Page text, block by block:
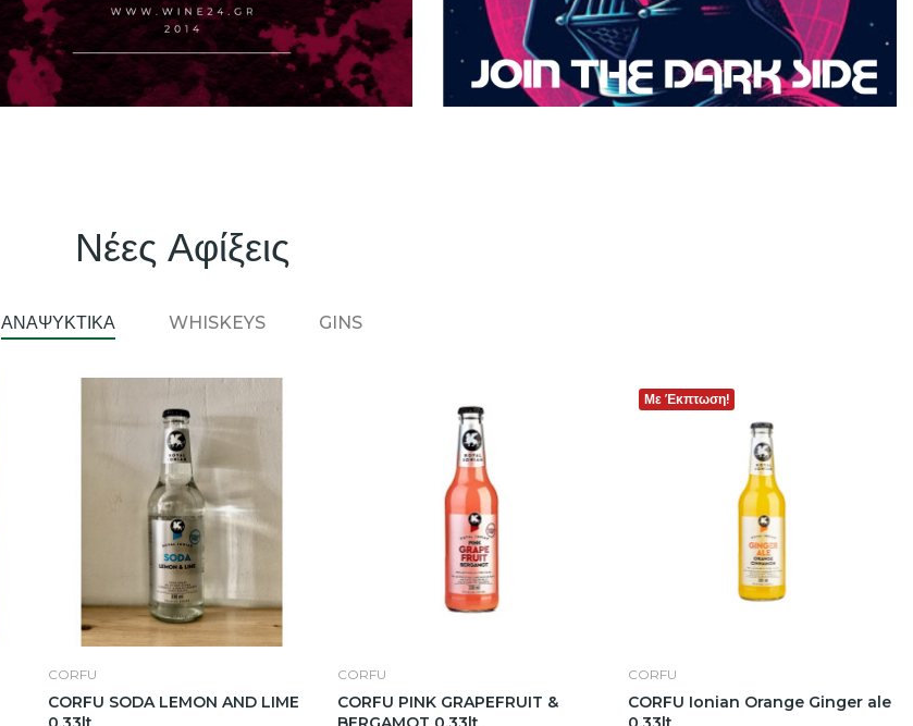
Νέες Αφίξεις
ΑΝΑΨΥΚΤΙΚΑ WHISKEYS GINS
CORFU
CORFU SODA LEMON AND LIME
CORFU
CORFU PINK GRAPEFRUIT &
Με Έκπτωση!
CORFU
CORFU Ionian Orange Ginger ale